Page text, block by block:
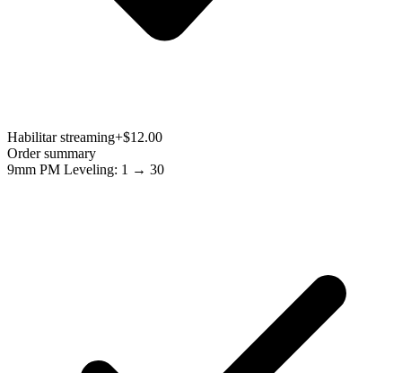
Habilitar streaming+$12.00
Order summary
9mm PM Leveling: 1 → 30